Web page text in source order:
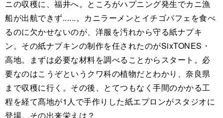
ニの収穫に、福井へ。ところがハプニング発生でカニ漁
船が出航できず......。カニラーメンとイチゴパフェを食べ
るのに欠かせないのが、洋服を汚れから守る紙ナプキ
ン。その紙ナプキンの制作を任されたのがSixTONES・
高地。まずは必要な材料を調べることからスタート。必
要なのはこうぞというクワ科の植物だとわかり、奈良県
まで収穫に行く。その後、とてつもなく手間のかかる工
程を経て髙地が1人で手作りした紙エプロンがスタジオに
登場。その出来栄えは？